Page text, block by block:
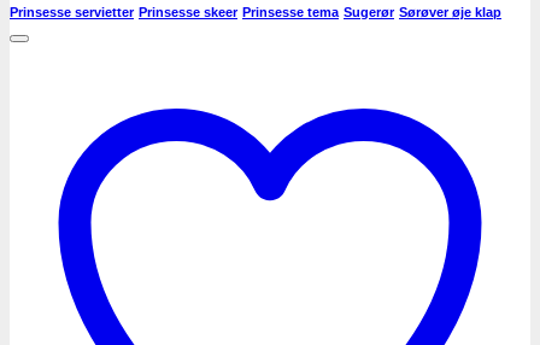
Prinsesse servietter Prinsesse skeer Prinsesse tema Sugerør Sørøver øje klap